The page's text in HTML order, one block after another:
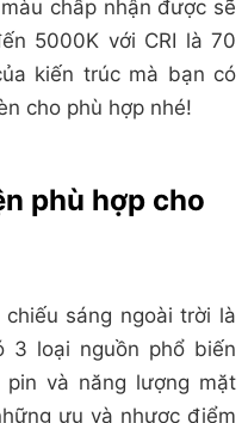
chấp nhận được sẽ
5000K với CRI là 70
kiến trúc mà bạn có
cho phù hợp nhé!
phù hợp cho
sáng ngoài trời là
3 loại nguồn phổ biến
và năng lượng mặt
ưu và nhược điểm